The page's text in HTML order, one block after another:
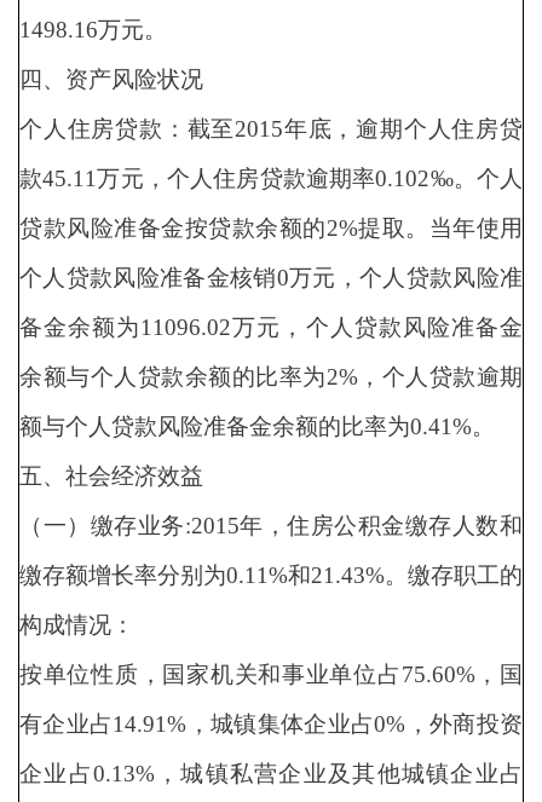
1498.16万元。
四、资产风险状况
个人住房贷款：截至2015年底，逾期个人住房贷
款45.11万元，个人住房贷款逾期率0.102‰。个人
贷款风险准备金按贷款余额的2%提取。当年使用
个人贷款风险准备金核销0万元，个人贷款风险准
备金余额为11096.02万元，个人贷款风险准备金
余额与个人贷款余额的比率为2%，个人贷款逾期
额与个人贷款风险准备金余额的比率为0.41%。
五、社会经济效益
（一）缴存业务:2015年，住房公积金缴存人数和
缴存额增长率分别为0.11%和21.43%。缴存职工的
构成情况：
按单位性质，国家机关和事业单位占75.60%，国
有企业占14.91%，城镇集体企业占0%，外商投资
企业占0.13%，城镇私营企业及其他城镇企业占